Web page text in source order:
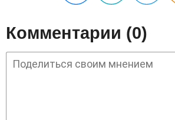
Комментарии (0)